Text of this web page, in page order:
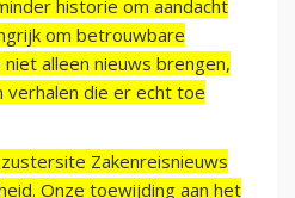
historie om aandacht
om betrouwbare
alleen nieuws brengen,
die er echt toe
Zakenreisnieuws
Onze toewijding aan het